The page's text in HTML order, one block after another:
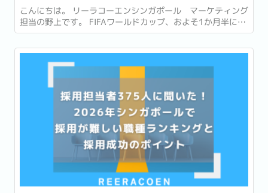
こんにちは。 リーラコーエンシンガポール マーケティング
担当の野上です。 FIFAワールドカップ、およそ1か月半にわ
たる大会がついに終幕しましたね。...